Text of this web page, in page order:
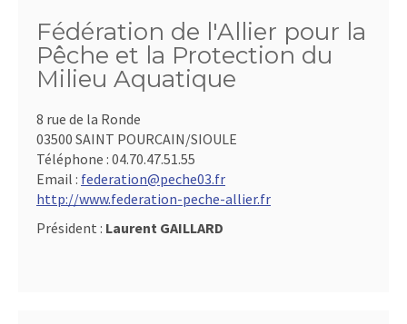
Fédération de l'Allier pour la
Pêche et la Protection du
Milieu Aquatique
8 rue de la Ronde
03500 SAINT POURCAIN/SIOULE
Téléphone : 04.70.47.51.55
Email : federation@peche03.fr
http://www.federation-peche-allier.fr
Président : Laurent GAILLARD